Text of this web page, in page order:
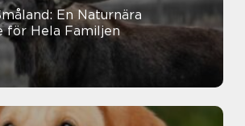
En Naturnära
för Hela Familjen